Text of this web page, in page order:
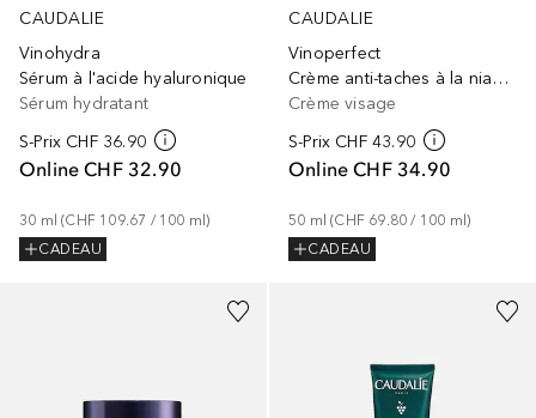
CAUDALIE
Vinohydra
Sérum à l'acide hyaluronique
Sérum hydratant
S-Prix CHF 36.90
Online CHF 32.90
30 ml (CHF 109.67 / 100 ml)
CADEAU
CAUDALIE
Vinoperfect
Crème anti-taches à la niacinamide - Recharge
Crème visage
S-Prix CHF 43.90
Online CHF 34.90
50 ml (CHF 69.80 / 100 ml)
CADEAU